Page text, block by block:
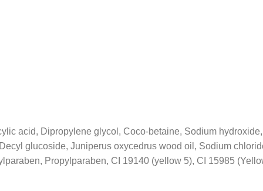
acid, Dipropylene glycol, Coco-betaine, Sodium
glucoside, Juniperus oxycedrus wood oil, Sodium
Propylparaben, CI 19140 (yellow 5), CI 15985